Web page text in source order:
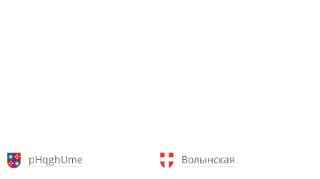
pHqghUme
Волынская